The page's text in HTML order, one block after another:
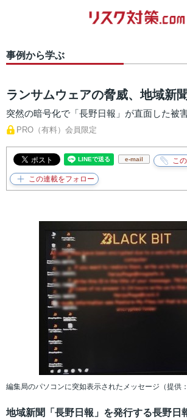
事例から学ぶ
ランサムウェアの脅威、地域新
突然の暗号化で「長野日報」が直面した被
PRO（有料）会員限定
e-mail
編集局のパソコンに突如表示されたメッセージ（提供
地域新聞「長野日報」を発行する長野日